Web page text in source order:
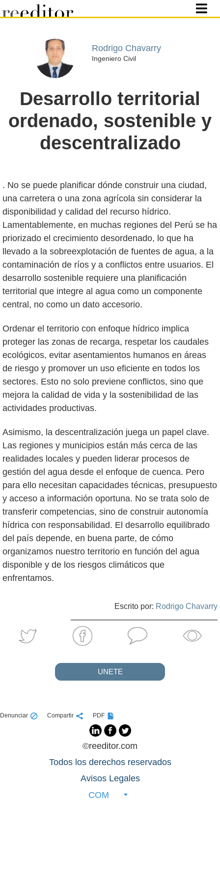
Rodrigo Chavarry
Ingeniero Civil
Desarrollo territorial
ordenado, sostenible y
descentralizado
. No se puede planificar dónde construir una ciudad,
una carretera o una zona agrícola sin considerar la
disponibilidad y calidad del recurso hídrico.
Lamentablemente, en muchas regiones del Perú se ha
priorizado el crecimiento desordenado, lo que ha
llevado a la sobreexplotación de fuentes de agua, a la
contaminación de ríos y a conflictos entre usuarios. El
desarrollo sostenible requiere una planificación
territorial que integre al agua como un componente
central, no como un dato accesorio.
Ordenar el territorio con enfoque hídrico implica
proteger las zonas de recarga, respetar los caudales
ecológicos, evitar asentamientos humanos en áreas
de riesgo y promover un uso eficiente en todos los
sectores. Esto no solo previene conflictos, sino que
mejora la calidad de vida y la sostenibilidad de las
actividades productivas.
Asimismo, la descentralización juega un papel clave.
Las regiones y municipios están más cerca de las
realidades locales y pueden liderar procesos de
gestión del agua desde el enfoque de cuenca. Pero
para ello necesitan capacidades técnicas, presupuesto
y acceso a información oportuna. No se trata solo de
transferir competencias, sino de construir autonomía
hídrica con responsabilidad. El desarrollo equilibrado
del país depende, en buena parte, de cómo
organizamos nuestro territorio en función del agua
disponible y de los riesgos climáticos que
enfrentamos.
Escrito por: Rodrigo Chavarry
UNETE
Denunciar Compartir PDF
©reeditor.com
Todos los derechos reservados
Avisos Legales